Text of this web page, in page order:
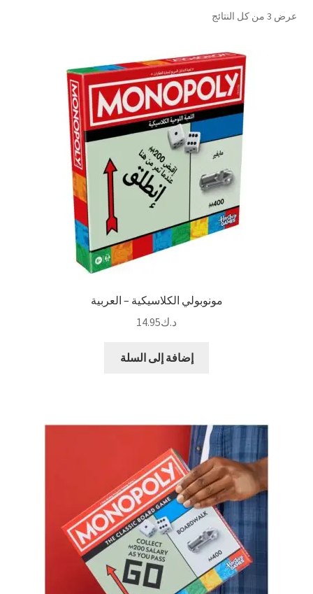
تواصل معنا
عرض ⁦3⁩ من كل النتائج
تم
الشهرة
مونوبولي الكلاسيكية – العربية
د.ك14.95
إضافة إلى السلة